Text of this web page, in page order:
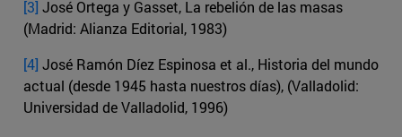
[3] José Ortega y Gasset, La rebelión de las masas
(Madrid: Alianza Editorial, 1983)
[4] José Ramón Díez Espinosa et al., Historia del mundo
actual (desde 1945 hasta nuestros días), (Valladolid:
Universidad de Valladolid, 1996)